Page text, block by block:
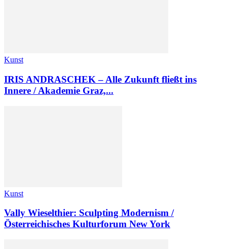
Kunst
IRIS ANDRASCHEK – Alle Zukunft fließt ins
Innere / Akademie Graz,...
Kunst
Vally Wieselthier: Sculpting Modernism /
Österreichisches Kulturforum New York